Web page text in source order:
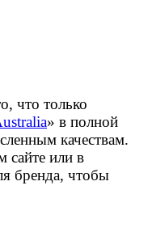
что только
» в полной
качествам.
сайте или в
бренда, чтобы